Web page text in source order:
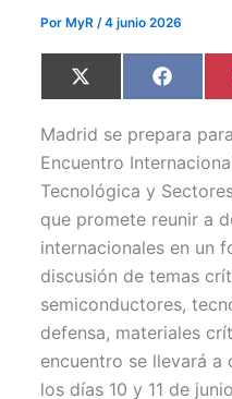
Por MyR/4 junio 2026
Compartir
en
X
(
w
i
t
t
e
)
en
F
a
e
b
o
o
k
Madrid se prepara
Encuentro
Tecnológica y
que promete reunir a
internacionales en un
discusión de temas
semiconductores,
defensa, materiales
encuentro se llevará a
los días 10 y 11 de